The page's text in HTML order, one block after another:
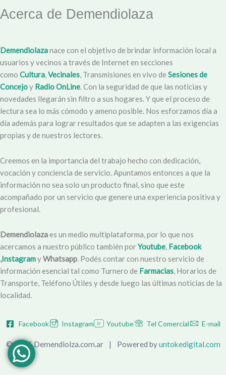
Acerca de Demendiolaza
Demendiolazanace con el objetivo de brindar información local a
usuarios y vecinos a través de Internet en secciones
como Cultura,Vecinales, Transmisiones en vivo de Sesiones de
Concejoy Radio OnLine. Con la seguridad de que las noticias y
novedades llegarán sin filtro a sus hogares. Y que el proceso de
lectura sea lo más cómodo y ameno posible. Nos esforzamos día a
día además para lograr resultados que se adapten a las exigencias
propias y de nuestros lectores.
Creemos en la importancia del trabajo hecho con dedicación,
vocación y conciencia de servicio. Apuntamos entonces a que la
información no sea solo un producto final, sino que este
acompañado por un servicio que genere una experiencia positiva y
profesional.
Demendiolazaes un medio multiplataforma, por lo que nos
acercamos a nuestro público también porYoutube, Facebook
,InstagramyWhatsapp. Podés contar con nuestro servicio de
información esencial tal como Turnero de Farmacias, Horarios de
Transporte, Teléfono Útiles y desde luego las últimas noticias de la
localidad.
Facebook Instagram Youtube Tel Comercial E-mail
© 2025 Demendiolza.com.ar | Powered byuntokedigital.com